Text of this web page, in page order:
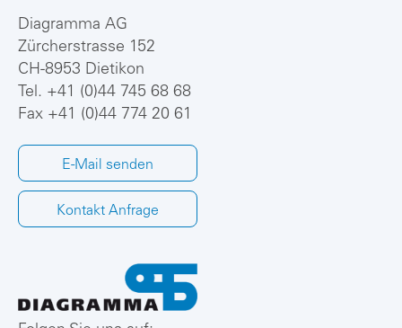
Diagramma AG
Zürcherstrasse 152
CH-8953 Dietikon
Tel. +41 (0)44 745 68 68
Fax +41 (0)44 774 20 61
E-Mail senden
Kontakt Anfrage